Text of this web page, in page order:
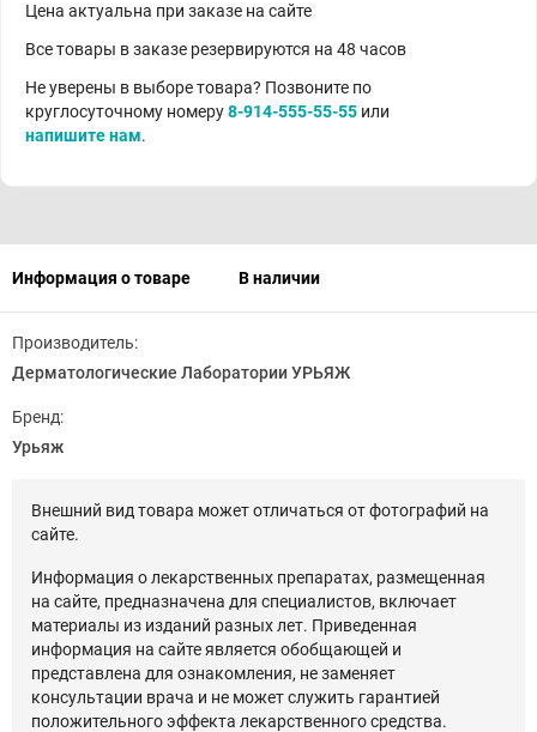
Цена актуальна при заказе на сайте
Все товары в заказе резервируются на 48 часов
Не уверены в выборе товара? Позвоните по
круглосуточному номеру8-914-555-55-55 или
напишите нам.
Информация о товаре В наличии
Производитель:
Дерматологические Лаборатории УРЬЯЖ
Бренд:
Урьяж
Внешний вид товара может отличаться от фотографий на
сайте.
Информация о лекарственных препаратах, размещенная
на сайте, предназначена для специалистов, включает
материалы из изданий разных лет. Приведенная
информация на сайте является обобщающей и
представлена для ознакомления, не заменяет
консультации врача и не может служить гарантией
положительного эффекта лекарственного средства.